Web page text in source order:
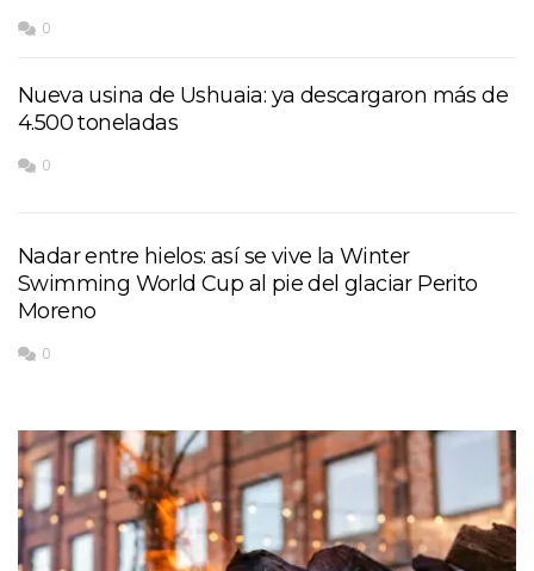
0
Nueva usina de Ushuaia: ya descargaron más de
4.500 toneladas
0
Nadar entre hielos: así se vive la Winter
Swimming World Cup al pie del glaciar Perito
Moreno
0